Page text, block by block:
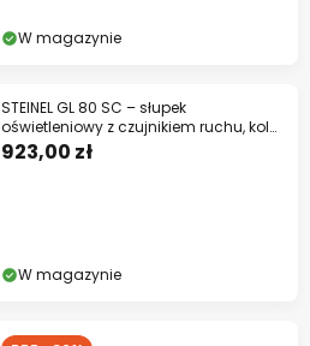
W magazynie
STEINEL GL 80 SC – słupek
oświetleniowy z czujnikiem ruchu, kolor
antracytowy,
923,00 zł
W magazynie